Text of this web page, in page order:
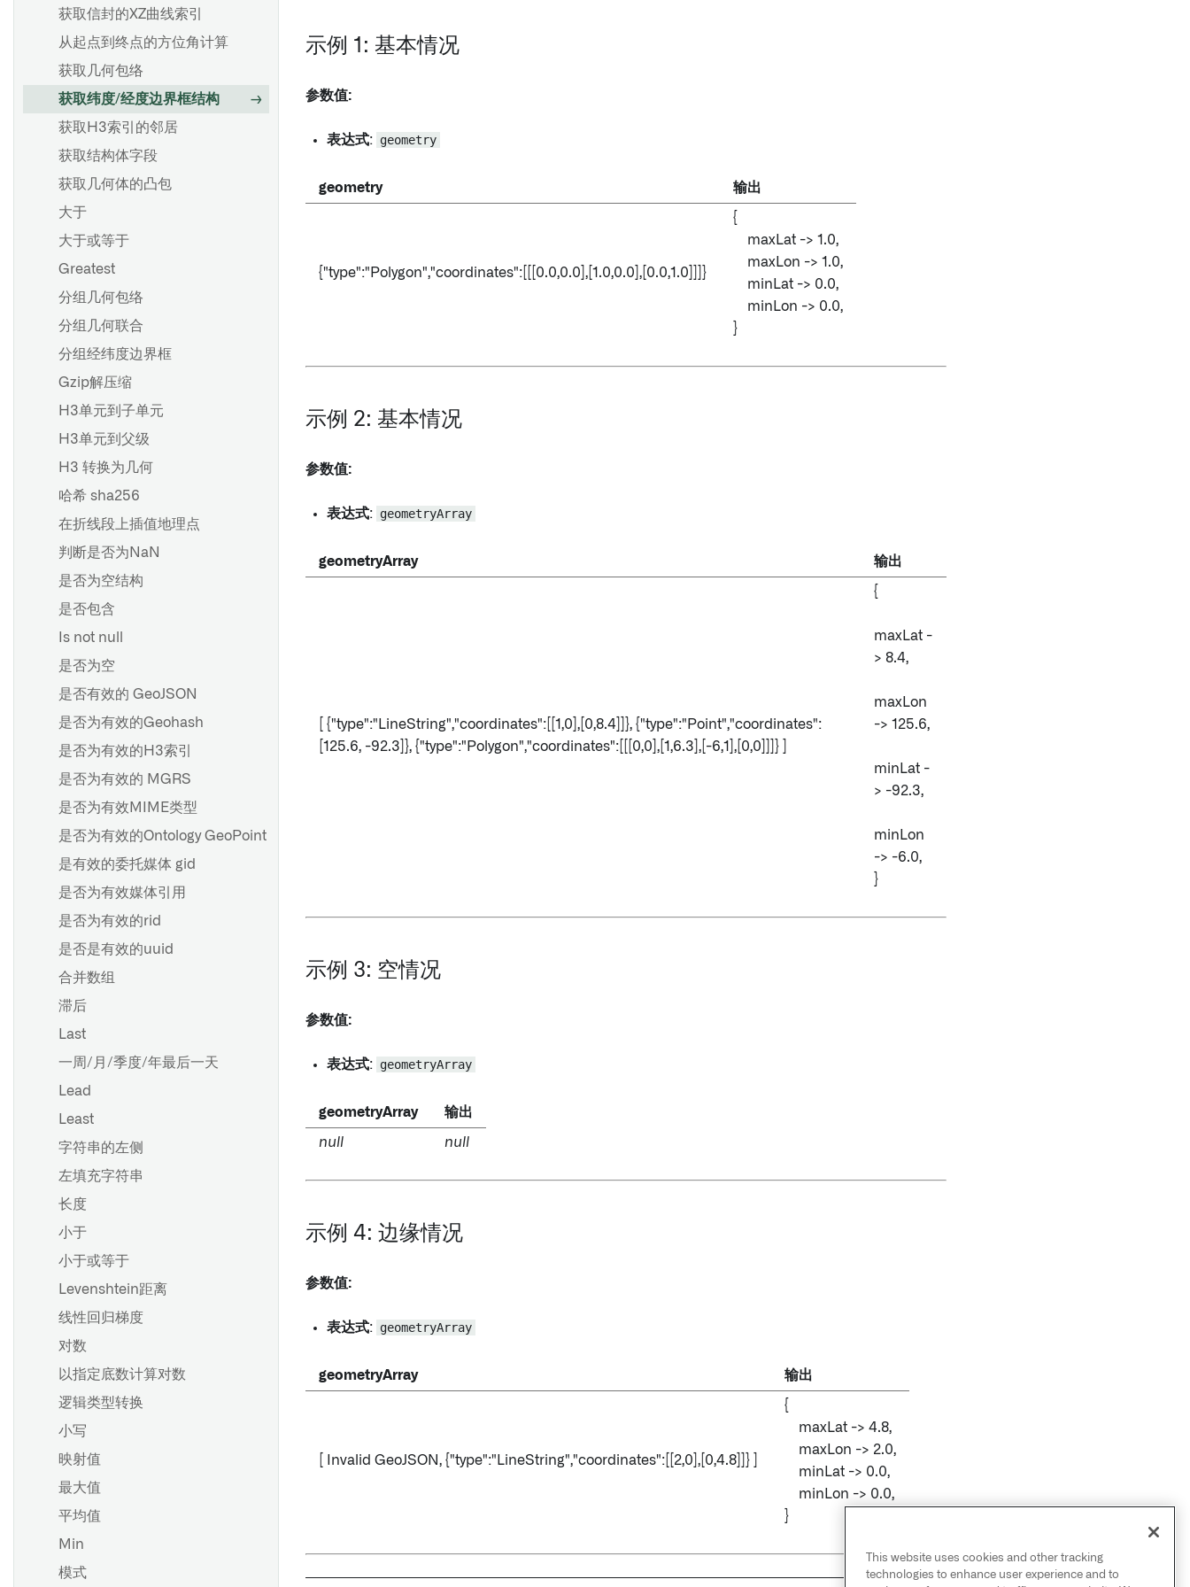
获取信封的XZ曲线索引
从起点到终点的方位角计算
获取几何包络
获取纬度/经度边界框结构
获取H3索引的邻居
获取结构体字段
获取几何体的凸包
大于
大于或等于
Greatest
分组几何包络
分组几何联合
分组经纬度边界框
Gzip解压缩
H3单元到子单元
H3单元到父级
H3 转换为几何
哈希 sha256
在折线段上插值地理点
判断是否为NaN
是否为空结构
是否包含
Is not null
是否为空
是否有效的 GeoJSON
是否为有效的Geohash
是否为有效的H3索引
是否为有效的 MGRS
是否为有效MIME类型
是否为有效的Ontology GeoPoint
是有效的委托媒体 gid
是否为有效媒体引用
是否为有效的rid
是否是有效的uuid
合并数组
滞后
Last
一周/月/季度/年最后一天
Lead
Least
字符串的左侧
左填充字符串
长度
小于
小于或等于
Levenshtein距离
线性回归梯度
对数
以指定底数计算对数
逻辑类型转换
小写
映射值
最大值
平均值
Min
模式
示例 1: 基本情况
参数值:
表达式: geometry
geometry 输出
{"type":"Polygon","coordinates":[[[0.0,0.0],[1.0,0.0],[0.0,1.0]]]}
{
maxLat -> 1.0,
maxLon -> 1.0,
minLat -> 0.0,
minLon -> 0.0,
}
示例 2: 基本情况
参数值:
表达式: geometryArray
geometryArray 输出
[ {"type":"LineString","coordinates":[[1,0],[0,8.4]]}, {"type":"Point","coordinates":
[125.6, -92.3]}, {"type":"Polygon","coordinates":[[[0,0],[1,6.3],[-6,1],[0,0]]]} ]
{
maxLat -
> 8.4,
maxLon
-> 125.6,
minLat -
> -92.3,
minLon
-> -6.0,
}
示例 3: 空情况
参数值:
表达式: geometryArray
geometryArray 输出
null null
示例 4: 边缘情况
参数值:
表达式: geometryArray
geometryArray 输出
[ Invalid GeoJSON, {"type":"LineString","coordinates":[[2,0],[0,4.8]]} ]
{
maxLat -> 4.8,
maxLon -> 2.0,
minLat -> 0.0,
minLon -> 0.0,
}
This website uses cookies and other tracking
technologies to enhance user experience and to